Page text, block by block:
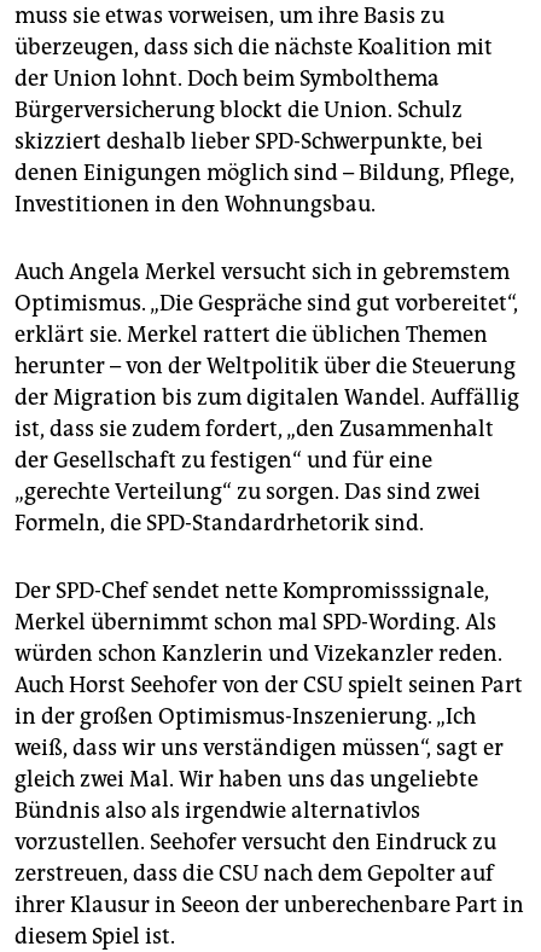
muss sie etwas vorweisen, um ihre Basis zu
überzeugen, dass sich die nächste Koalition mit
der Union lohnt. Doch beim Symbolthema
Bürgerversicherung blockt die Union. Schulz
skizziert deshalb lieber SPD-Schwerpunkte, bei
denen Einigungen möglich sind – Bildung, Pflege,
Investitionen in den Wohnungsbau.
Auch Angela Merkel versucht sich in gebremstem
Optimismus. „Die Gespräche sind gut vorbereitet“,
erklärt sie. Merkel rattert die üblichen Themen
herunter – von der Weltpolitik über die Steuerung
der Migration bis zum digitalen Wandel. Auffällig
ist, dass sie zudem fordert, „den Zusammenhalt
der Gesellschaft zu festigen“ und für eine
„gerechte Verteilung“ zu sorgen. Das sind zwei
Formeln, die SPD-Standardrhetorik sind.
Der SPD-Chef sendet nette Kompromisssignale,
Merkel übernimmt schon mal SPD-Wording. Als
würden schon Kanzlerin und Vizekanzler reden.
Auch Horst Seehofer von der CSU spielt seinen Part
in der großen Optimismus-Inszenierung. „Ich
weiß, dass wir uns verständigen müssen“, sagt er
gleich zwei Mal. Wir haben uns das ungeliebte
Bündnis also als irgendwie alternativlos
vorzustellen. Seehofer versucht den Eindruck zu
zerstreuen, dass die CSU nach dem Gepolter auf
ihrer Klausur in Seeon der unberechenbare Part in
diesem Spiel ist.